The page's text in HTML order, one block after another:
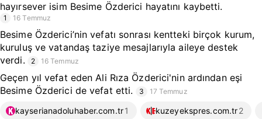
hayırsever isim Besime Özderici hayatını kaybetti.
1 16 Temmuz
Besime Özderici’nin vefatı sonrası kentteki birçok kurum,
kuruluş ve vatandaş taziye mesajlarıyla aileye destek
verdi.
2 16 Temmuz
Geçen yıl vefat eden Ali Rıza Özderici'nin ardından eşi
Besime Özderici de vefat etti.
3 17 Temmuz
kayserianadoluhaber.com.tr1 kuzeyekspres.com.tr2